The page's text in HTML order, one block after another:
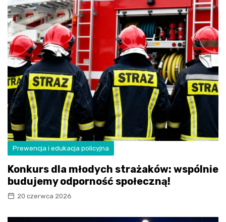
Prewencja i edukacja policyjna
Konkurs dla młodych strażaków: wspólnie
budujemy odporność społeczną!
20 czerwca 2026